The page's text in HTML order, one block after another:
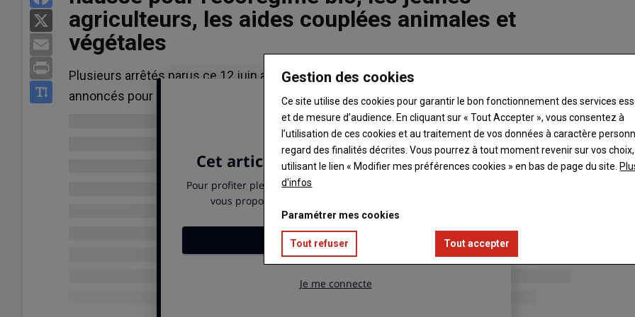
Email
agriculteurs, les aides couplées animales et
végétales
Plusieurs arrêtés parus ce 12 juin au journal officiel réévaluent à la hausse les montants
annoncés pour la campagne 2025 des aides PAC.
Gestion des cookies
Ce site utilise des cookies pour garantir le bon fonctionnement des services
et de mesure d’audience. En cliquant sur « Tout Accepter », vous consentez à
l’utilisation de ces cookies et au traitement de vos données à caractère
regard des finalités décrites. Vous pourrez à tout moment revenir sur vos
utilisant le lien « Modifier mes préférences cookies » en bas de page du site.
d'infos
Paramétrer mes cookies
Tout refuser Tout accepter